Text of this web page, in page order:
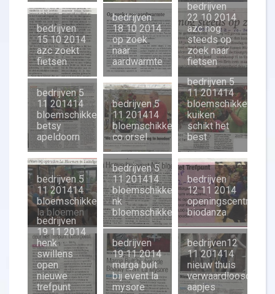
bedrijven
15 10 2014
azc zoekt
fietsen
bedrijven
18 10 2014
op zoek
naar
aardwarmte
bedrijven
22 10 2014
azc nog
steeds op
zoek naar
fietsen
bedrijven 5
11 201414
bloemschikken
betsy
apeldoorn
bedrijven 5
11 201414
bloemschikken
co orsel
bedrijven 5
11 201414
bloemschikken
kuiken
schikt het
best
bedrijven 5
11 201414
bloemschikken
la bloemen
bedrijven 5
11 201414
bloemschikken
nk
bloemschikken
bedrijven
12 11 2014
openingscentrum
biodanza
bedrijven
19 11 2014
henk
swillens
open
nieuwe
trefpunt
bedrijven
19 11 2014
marga bult
bij event la
mysore
bedrijven12
11 201414
nieuw thuis
verwaardloosde
aapjes